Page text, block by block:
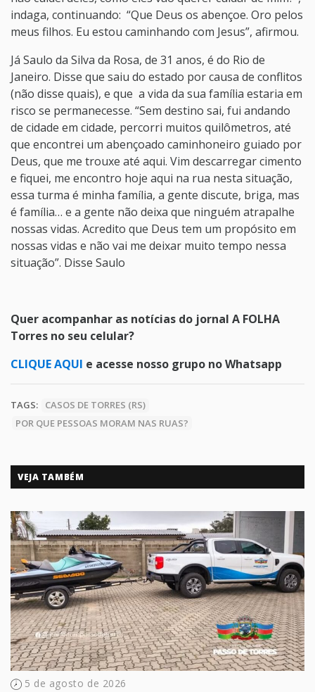
indaga, continuando: “Que Deus os abençoe. Oro pelos
meus filhos. Eu estou caminhando com Jesus”, afirmou.
Já Saulo da Silva da Rosa, de 31 anos, é do Rio de
Janeiro. Disse que saiu do estado por causa de conflitos
(não disse quais), e que a vida da sua família estaria em
risco se permanecesse. “Sem destino sai, fui andando
de cidade em cidade, percorri muitos quilômetros, até
que encontrei um abençoado caminhoneiro guiado por
Deus, que me trouxe até aqui. Vim descarregar cimento
e fiquei, me encontro hoje aqui na rua nesta situação,
essa turma é minha família, a gente discute, briga, mas
é família… e a gente não deixa que ninguém atrapalhe
nossas vidas. Acredito que Deus tem um propósito em
nossas vidas e não vai me deixar muito tempo nessa
situação”. Disse Saulo
Quer acompanhar as notícias do jornal A FOLHA
Torres no seu celular?
CLIQUE AQUI e acesse nosso grupo no Whatsapp
TAGS:
CASOS DE TORRES (RS)
POR QUE PESSOAS MORAM NAS RUAS?
VEJA TAMBÉM
5 de agosto de 2026